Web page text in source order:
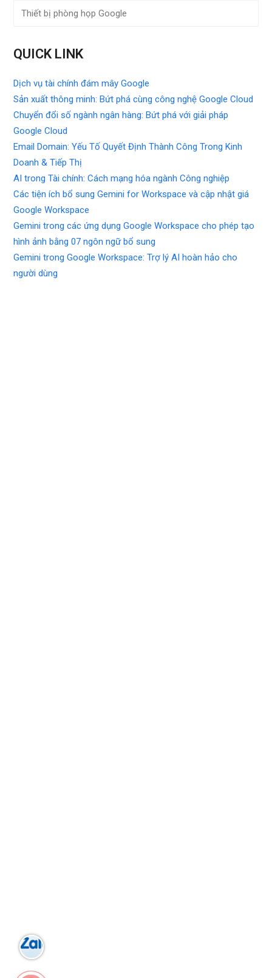
Thiết bị phòng họp Google
QUICK LINK
Dịch vụ tài chính đám mây Google
Sản xuất thông minh: Bứt phá cùng công nghệ Google Cloud
Chuyển đổi số ngành ngân hàng: Bứt phá với giải pháp
Google Cloud
Email Domain: Yếu Tố Quyết Định Thành Công Trong Kinh
Doanh & Tiếp Thị
AI trong Tài chính: Cách mạng hóa ngành Công nghiệp
Các tiện ích bổ sung Gemini for Workspace và cập nhật giá
Google Workspace
Gemini trong các ứng dụng Google Workspace cho phép tạo
hình ảnh bằng 07 ngôn ngữ bổ sung
Gemini trong Google Workspace: Trợ lý AI hoàn hảo cho
người dùng